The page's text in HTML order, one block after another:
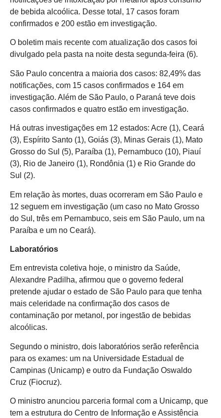
de bebida alcoólica. Desse total, 17 casos foram
confirmados e 200 estão em investigação.
O boletim mais recente com atualização dos casos foi
divulgado pela pasta na noite desta segunda-feira (6).
São Paulo concentra a maioria dos casos: 82,49% das
notificações, com 15 casos confirmados e 164 em
investigação. Além de São Paulo, o Paraná teve dois
casos confirmados e quatro estão em investigação.
Há outras investigações em 12 estados: Acre (1), Ceará
(3), Espírito Santo (1), Goiás (3), Minas Gerais (1), Mato
Grosso do Sul (5), Paraíba (1), Pernambuco (10), Piauí
(3), Rio de Janeiro (1), Rondônia (1) e Rio Grande do
Sul (2).
Em relação às mortes, duas ocorreram em São Paulo e
12 seguem em investigação (um caso no Mato Grosso
do Sul, três em Pernambuco, seis em São Paulo, um na
Paraíba e um no Ceará).
Laboratórios
Em entrevista coletiva hoje, o ministro da Saúde,
Alexandre Padilha, afirmou que o governo federal
pretende ajudar o estado de São Paulo para que tenha
mais celeridade na confirmação dos casos de
contaminação por metanol, por ingestão de bebidas
alcoólicas.
Segundo o ministro, dois laboratórios serão referência
para os exames: um na Universidade Estadual de
Campinas (Unicamp) e outro da Fundação Oswaldo
Cruz (Fiocruz).
O ministro anunciou parceria formal com a Unicamp, que
tem a estrutura do Centro de Informação e Assistência